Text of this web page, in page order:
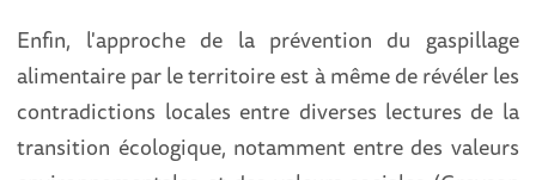
Enfin, l'approche de la prévention du gaspillage
alimentaire par le territoire est à même de révéler les
contradictions locales entre diverses lectures de la
transition écologique, notamment entre des valeurs